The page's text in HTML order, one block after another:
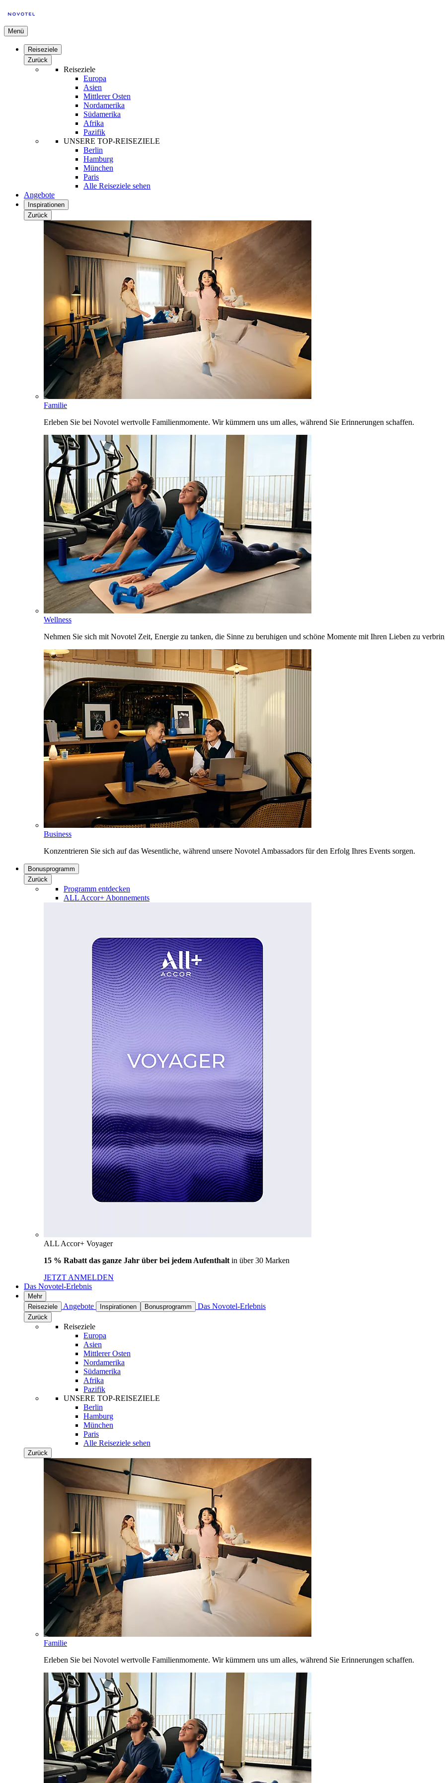
Menü
Reiseziele
Zurück
Reiseziele
Europa
Asien
Mittlerer Osten
Nordamerika
Südamerika
Afrika
Pazifik
UNSERE TOP-REISEZIELE
Berlin
Hamburg
München
Paris
Alle Reiseziele sehen
Angebote
Inspirationen
Zurück
Familie
Erleben Sie bei Novotel wertvolle Familienmomente. Wir kümmern uns um alles, während Sie Erinnerungen schaffen.
Wellness
Nehmen Sie sich mit Novotel Zeit, Energie zu tanken, die Sinne zu beruhigen und schöne Momente mit Ihren Lieben zu
Business
Konzentrieren Sie sich auf das Wesentliche, während unsere Novotel Ambassadors für den Erfolg Ihres Events sorgen.
Bonusprogramm
Zurück
Programm entdecken
ALL Accor+ Abonnements
ALL Accor+ Voyager
15 % Rabatt das ganze Jahr über bei jedem Aufenthalt in über 30 Marken
JETZT ANMELDEN
Das Novotel-Erlebnis
Mehr
Reiseziele
Angebote Inspirationen Bonusprogramm Das Novotel-Erlebnis
Zurück
Reiseziele
Europa
Asien
Mittlerer Osten
Nordamerika
Südamerika
Afrika
Pazifik
UNSERE TOP-REISEZIELE
Berlin
Hamburg
München
Paris
Alle Reiseziele sehen
Zurück
Familie
Erleben Sie bei Novotel wertvolle Familienmomente. Wir kümmern uns um alles, während Sie Erinnerungen schaffen.